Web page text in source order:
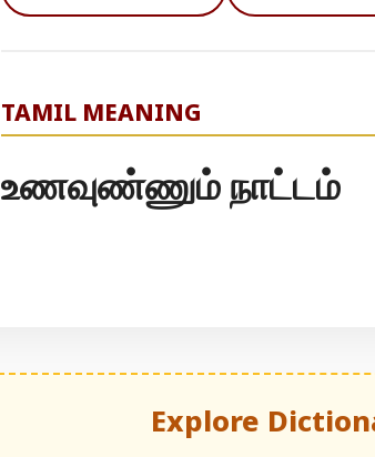
TAMIL MEANING
உணவுண்ணும் நாட்டம்
Explore